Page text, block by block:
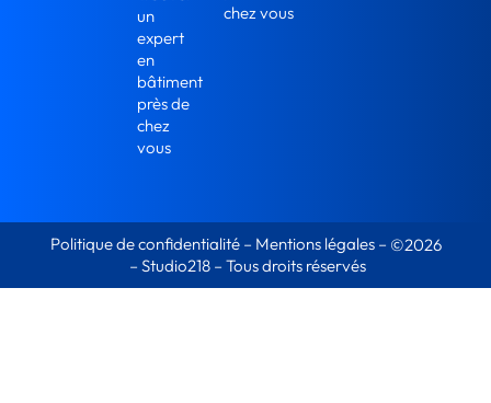
un
expert
en
bâtiment
près de
chez
vous
chez vous
Politique de confidentialité – Mentions légales– ©2026
– Studio218– Tous droits réservés